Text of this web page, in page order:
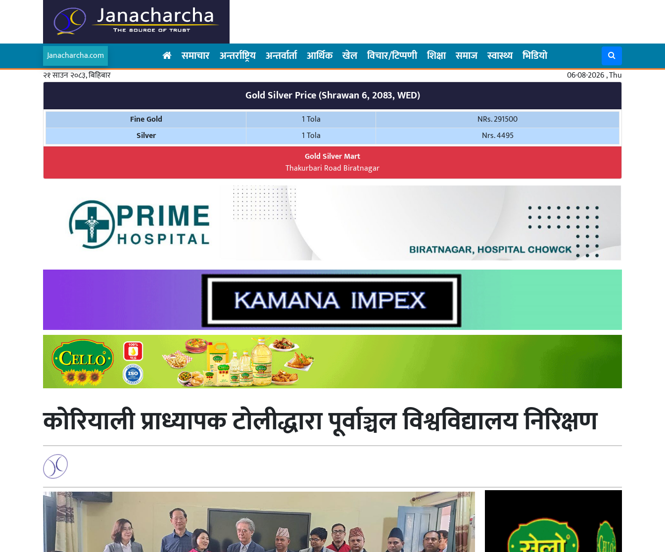
Janacharcha.com समाचार अन्तर्राष्ट्रिय अन्तर्वार्ता आर्थिक खेल विचार/टिप्पणी शिक्षा समाज स्वास्थ्य भिडियो
२१ साउन २०८३, बिहिबार 06-08-2026 , Thu
Gold Silver Price (Shrawan 6, 2083, WED)
Fine Gold 1 Tola
NRs. 291500
Silver
1 Tola
Nrs. 4495
Gold Silver Mart
Thakurbari Road Biratnagar
कोरियाली प्राध्यापक टाेलीद्धारा पूर्वाञ्चल विश्वविद्यालय निरिक्षण